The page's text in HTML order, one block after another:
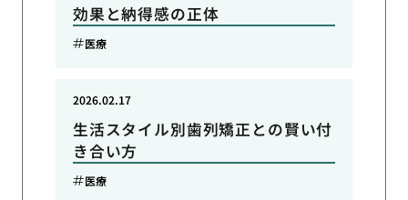
効果と納得感の正体
医療
生活スタイル別歯列矯正との賢い付
き合い方
2026.02.17
医療